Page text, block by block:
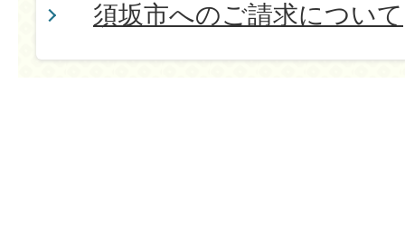
須坂市へのご請求について